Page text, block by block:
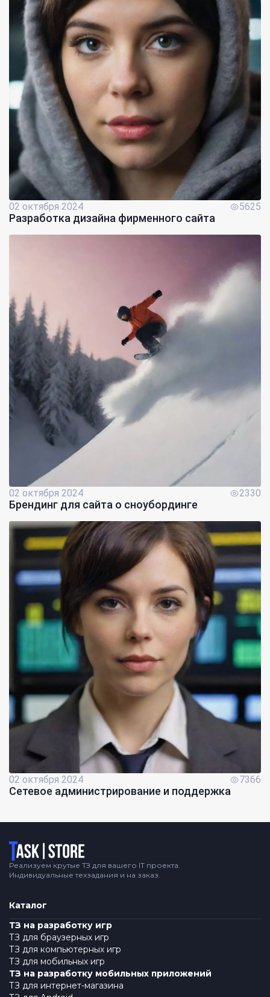
02 октября 2024 5625
Разработка дизайна фирменного сайта
02 октября 2024 2330
Брендинг для сайта о сноубординге
02 октября 2024 7366
Сетевое администрирование и поддержка
Логотип
Реализуем крутые ТЗ для вашего IT проекта.
Индивидуальные техзадания и на заказ.
Каталог
ТЗ на разработку игр
ТЗ для браузерных игр
ТЗ для компьютерных игр
ТЗ для мобильных игр
ТЗ на разработку мобильных приложений
ТЗ для интернет-магазина